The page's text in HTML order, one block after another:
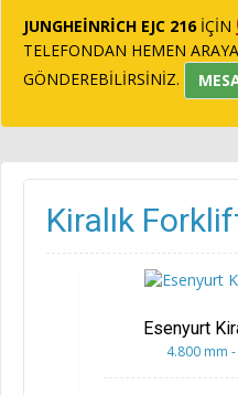
JUNGHEİNRİCH EJC 216 İÇİN
TELEFONDAN HEMEN
GÖNDEREBİLİRSİNİZ.
Kiralık
Esenyurt
4.800 mm